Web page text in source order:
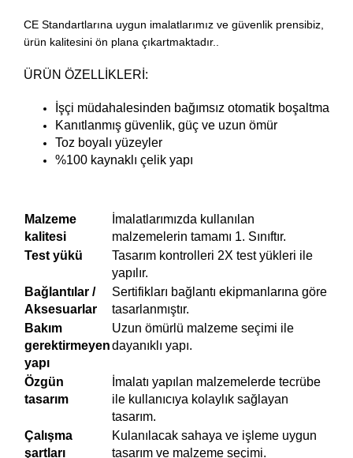
CE Standartlarına uygun imalatlarımız ve güvenlik prensibiz,
ürün kalitesini ön plana çıkartmaktadır..
ÜRÜN ÖZELLİKLERİ:
İşçi müdahalesinden bağımsız otomatik boşaltma
Kanıtlanmış güvenlik, güç ve uzun ömür
Toz boyalı yüzeyler
%100 kaynaklı çelik yapı
Malzeme
kalitesi
İmalatlarımızda kullanılan
malzemelerin tamamı 1. Sınıftır.
Test yükü
Tasarım kontrolleri 2X test yükleri ile
yapılır.
Bağlantılar /
Aksesuarlar
Sertifikları bağlantı ekipmanlarına göre
tasarlanmıştır.
Bakım
gerektirmeyen
yapı
Uzun ömürlü malzeme seçimi ile
dayanıklı yapı.
Özgün
tasarım
İmalatı yapılan malzemelerde tecrübe
ile kullanıcıya kolaylık sağlayan
tasarım.
Çalışma
şartları
Kulanılacak sahaya ve işleme uygun
tasarım ve malzeme seçimi.